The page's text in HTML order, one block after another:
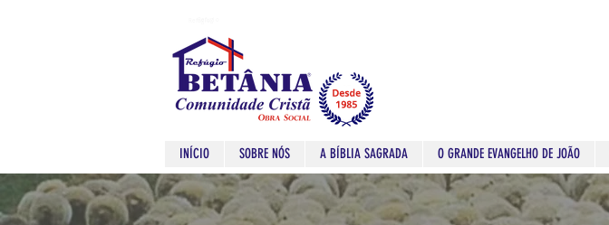
INÍCIO SOBRE NÓS A BÍBLIA SAGRADA O GRANDE EVANGELHO DE JOÃO